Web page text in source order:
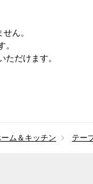
ん。
。
ただけます。
ム＆キッチン テー